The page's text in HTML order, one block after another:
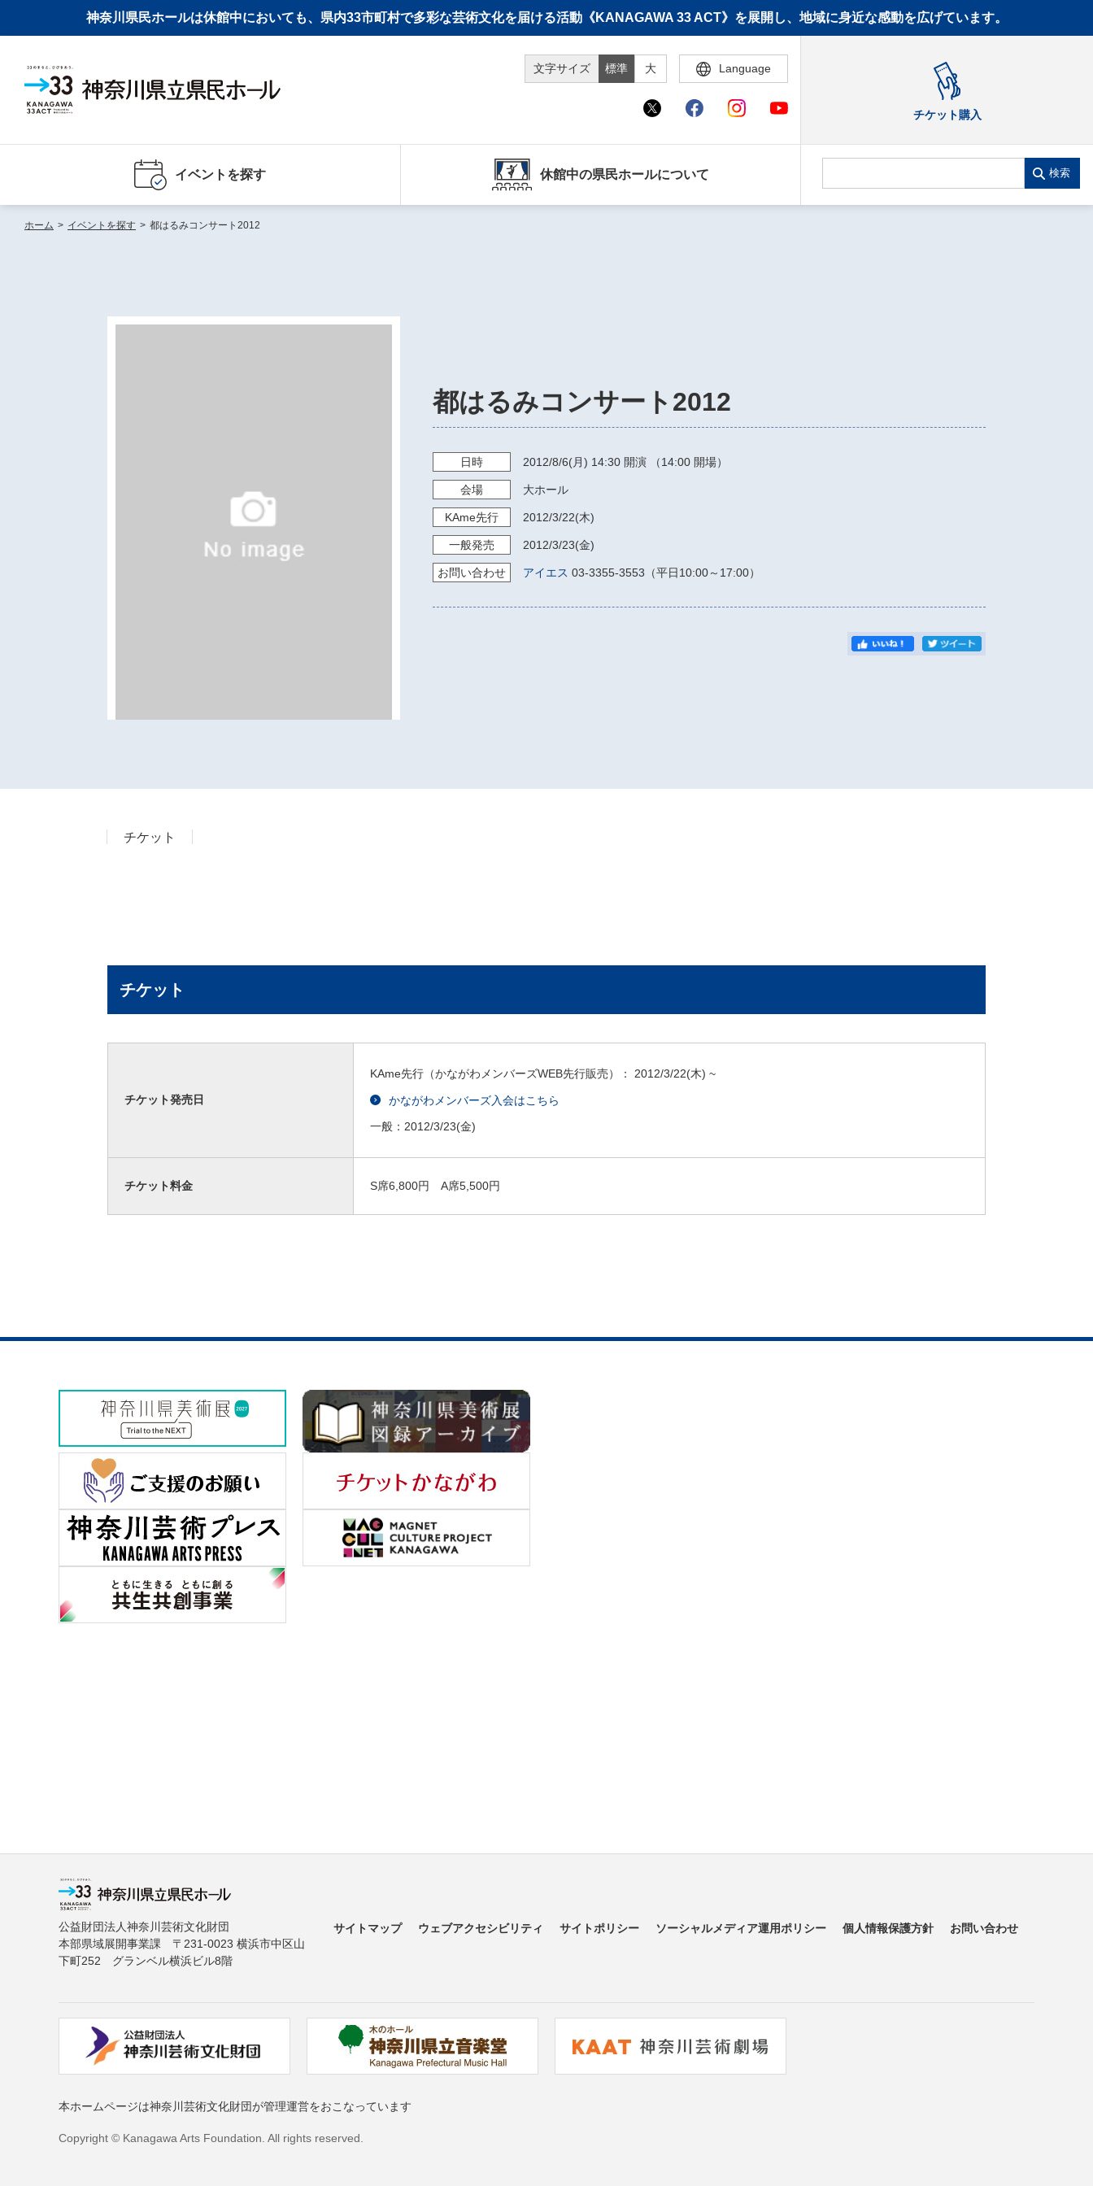
神奈川県民ホールは休館中においても、県内33市町村で多彩な芸術文化を届ける活動《KANAGAWA 33 ACT》を展開し、地域に身近な感動を広げています。
文字サイズ 標準 大 Language
チケット購入
イベントを探す 休館中の県民ホールについて 検索
ホーム > イベントを探す > 都はるみコンサート2012
都はるみコンサート2012
日時 2012/8/6(月) 14:30 開演 （14:00 開場）
会場 大ホール
KAme先行 2012/3/22(木)
一般発売 2012/3/23(金)
お問い合わせ アイエス 03-3355-3553（平日10:00～17:00）
チケット
チケット
チケット発売日
KAme先行（かながわメンバーズWEB先行販売）： 2012/3/22(木) ~
かながわメンバーズ入会はこちら
一般： 2012/3/23(金)
チケット料金 S席6,800円 A席5,500円
公益財団法人神奈川芸術文化財団
本部県域展開事業課 〒231-0023 横浜市中区山
下町252 グランベル横浜ビル8階
サイトマップ ウェブアクセシビリティ サイトポリシー ソーシャルメディア運用ポリシー 個人情報保護方針 お問い合わせ
本ホームページは神奈川芸術文化財団が管理運営をおこなっています
Copyright © Kanagawa Arts Foundation. All rights reserved.